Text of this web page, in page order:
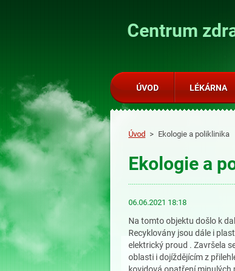
Centrum
Úvod > Ekologie a poliklinika
Ekologie a
06.06.2021 18:18
Na tomto objektu došlo k
Recyklovány jsou dále i
elektrický proud . Završela
oblasti i dojíždějícím z
ÚVOD LÉKÁRNA